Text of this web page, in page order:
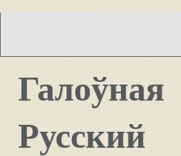
Галоўная
Русский